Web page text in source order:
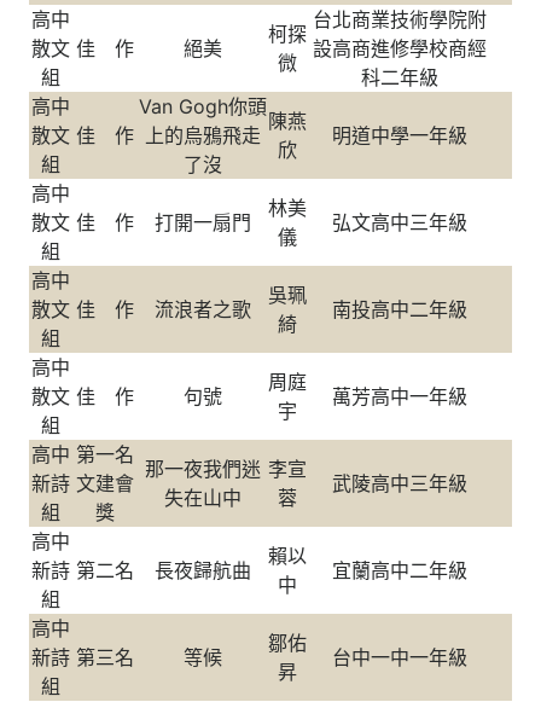
高中
散文
組
佳 作 絕美
柯探
微
台北商業技術學院附
設高商進修學校商經
科二年級
高中
散文
組
佳 作
Van Gogh你頭
上的烏鴉飛走
了沒
陳燕
欣
明道中學一年級
高中
散文
組
佳 作 打開一扇門
林美
儀
弘文高中三年級
高中
散文
組
佳 作 流浪者之歌
吳珮
綺
南投高中二年級
高中
散文
組
佳 作 句號
周庭
宇
萬芳高中一年級
高中
新詩
組
第一名
文建會
獎
那一夜我們迷
失在山中
李宣
蓉
武陵高中三年級
高中
新詩
組
第二名 長夜歸航曲
賴以
中
宜蘭高中二年級
高中
新詩
組
第三名 等候
鄒佑
昇
台中一中一年級